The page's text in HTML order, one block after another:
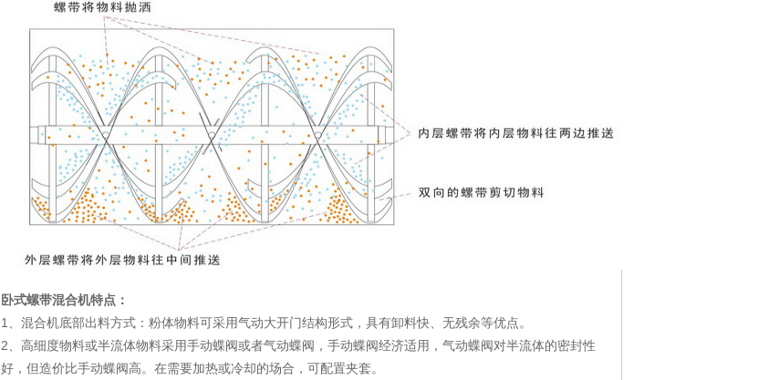
卧式螺带混合机特点：
1、 混合机底部出料方式：粉体物料可采用气动大开门结构形式，具有卸料快、无残余等优点。
2、 高细度物料或半流体物料采用手动蝶阀或者气动蝶阀，手动蝶阀经济适用，气动蝶阀对半流体的密封性
好，但造价比手动蝶阀高。在需要加热或冷却的场合，可配置夹套。